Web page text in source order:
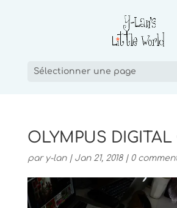
Sélectionner une page
OLYMPUS DIGITAL
par y-lan| Jan 21, 2018| 0